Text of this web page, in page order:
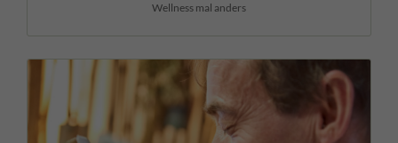
Wellness mal anders